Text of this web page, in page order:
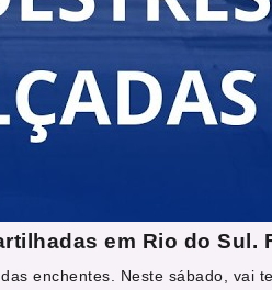
em Rio do
enchentes. Neste sábado, vai